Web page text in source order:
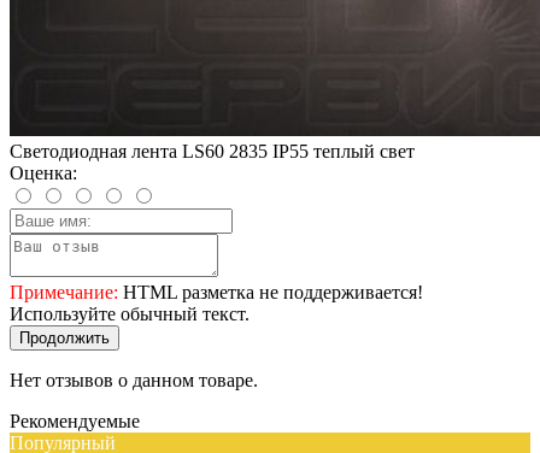
Светодиодная лента LS60 2835 IP55 теплый свет
Оценка:
Примечание: HTML разметка не поддерживается!
Используйте обычный текст.
Продолжить
Нет отзывов о данном товаре.
Рекомендуемые
Популярный